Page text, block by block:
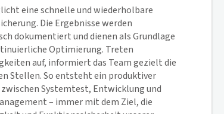
eine schnelle und wiederholbare
Die Ergebnisse werden
dokumentiert und dienen als Grundlage
Optimierung. Treten
auf, informiert das Team gezielt die
Stellen. So entsteht ein produktiver
Systemtest, Entwicklung und
– immer mit dem Ziel, die